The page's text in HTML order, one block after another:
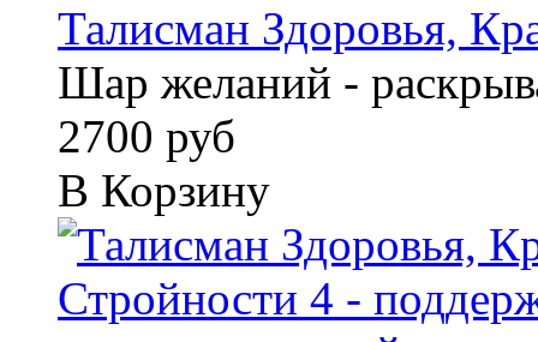
Талисман Здоровья,
Шар желаний -
2700 руб
В Корзину